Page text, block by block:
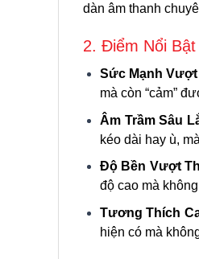
dàn âm thanh
2. Điểm Nổi
Sức Mạnh Vượt
mà còn “cảm”
Âm Trầm Sâu
kéo dài hay ù,
Độ Bền Vượt
độ cao mà
Tương Thích
hiện có mà